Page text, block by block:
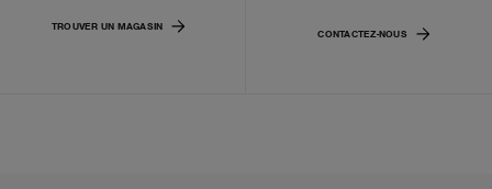
TROUVER UN MAGASIN
CONTACTEZ-NOUS